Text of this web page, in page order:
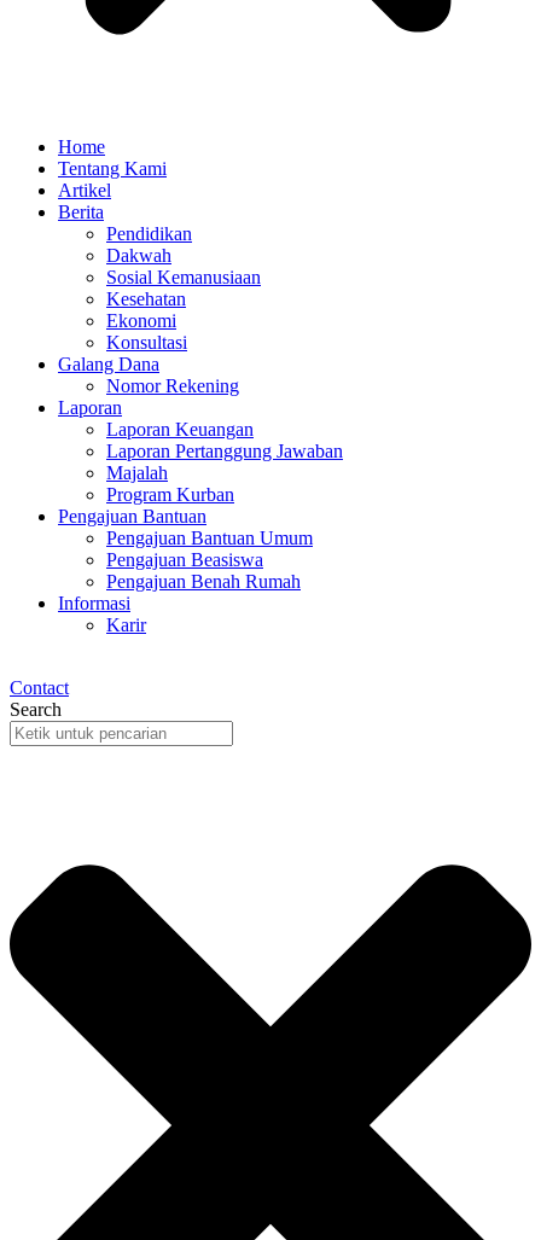
Home
Tentang Kami
Artikel
Berita
Pendidikan
Dakwah
Sosial Kemanusiaan
Kesehatan
Ekonomi
Konsultasi
Galang Dana
Nomor Rekening
Laporan
Laporan Keuangan
Laporan Pertanggung Jawaban
Majalah
Program Kurban
Pengajuan Bantuan
Pengajuan Bantuan Umum
Pengajuan Beasiswa
Pengajuan Benah Rumah
Informasi
Karir
Contact
Search